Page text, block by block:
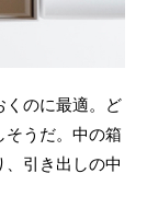
くのに最適。ど
そうだ。中の箱
引き出しの中